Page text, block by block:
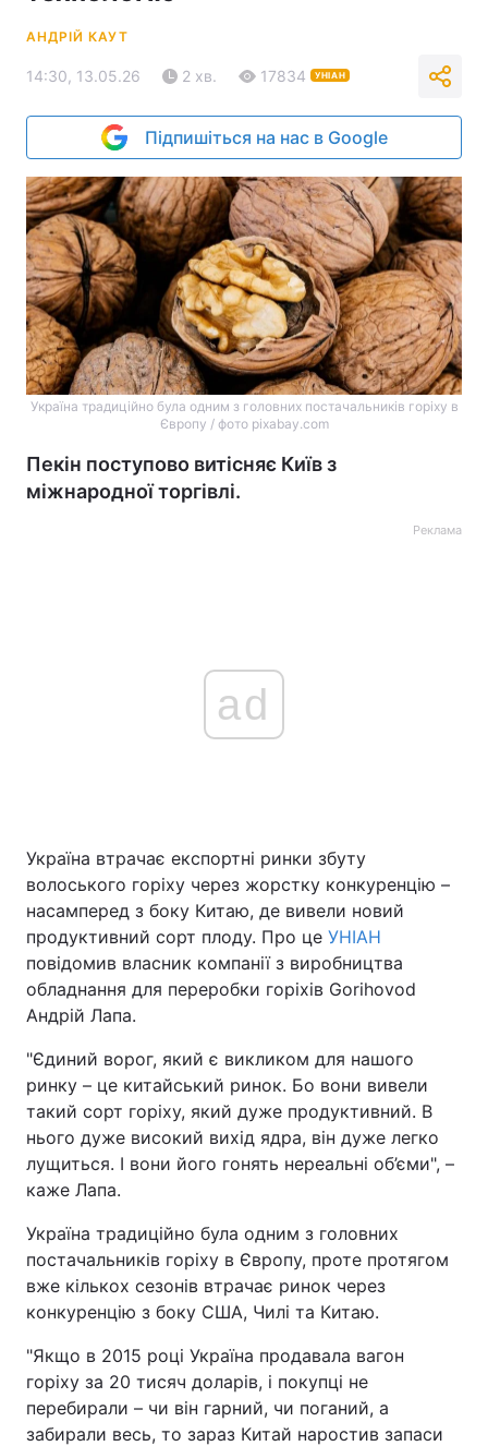
АНДРІЙ КАУТ
14:30, 13.05.26 2 хв. 17834 УНІАН
Підпишіться на нас в Google
Україна традиційно була одним з головних постачальників горіху в
Європу / фото pixabay.com
Пекін поступово витісняє Київ з
міжнародної торгівлі.
Реклама
ad
Україна втрачає експортні ринки збуту
волоського горіху через жорстку конкуренцію –
насамперед з боку Китаю, де вивели новий
продуктивний сорт плоду. Про це УНІАН
повідомив власник компанії з виробництва
обладнання для переробки горіхів Gorihovod
Андрій Лапа.
"Єдиний ворог, який є викликом для нашого
ринку – це китайський ринок. Бо вони вивели
такий сорт горіху, який дуже продуктивний. В
нього дуже високий вихід ядра, він дуже легко
лущиться. І вони його гонять нереальні об’єми", –
каже Лапа.
Україна традиційно була одним з головних
постачальників горіху в Європу, проте протягом
вже кількох сезонів втрачає ринок через
конкуренцію з боку США, Чилі та Китаю.
"Якщо в 2015 році Україна продавала вагон
горіху за 20 тисяч доларів, і покупці не
перебирали – чи він гарний, чи поганий, а
забирали весь, то зараз Китай наростив запаси